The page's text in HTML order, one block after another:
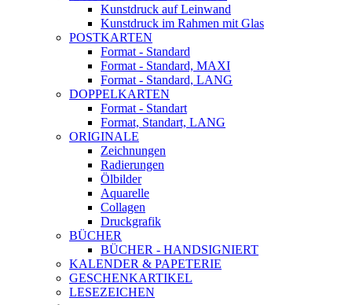
Kunstdruck auf Leinwand
Kunstdruck im Rahmen mit Glas
POSTKARTEN
Format - Standard
Format - Standard, MAXI
Format - Standard, LANG
DOPPELKARTEN
Format - Standart
Format, Standart, LANG
ORIGINALE
Zeichnungen
Radierungen
Ölbilder
Aquarelle
Collagen
Druckgrafik
BÜCHER
BÜCHER - HANDSIGNIERT
KALENDER & PAPETERIE
GESCHENKARTIKEL
LESEZEICHEN